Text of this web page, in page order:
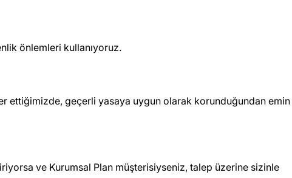
önlemleri kullanıyoruz.
ettiğimizde, geçerli yasaya uygun olarak korunduğundan emin
ve Kurumsal Plan müşterisiyseniz, talep üzerine sizinle